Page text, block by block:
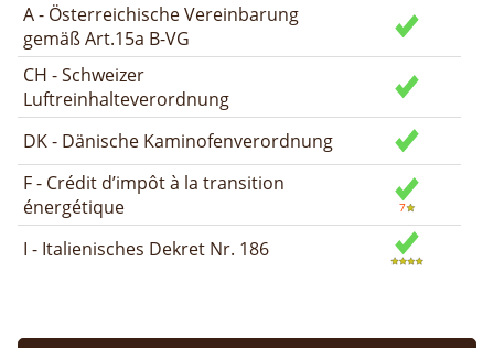
A - Österreichische Vereinbarung
gemäß Art.15a B-VG
CH - Schweizer
Luftreinhalteverordnung
DK - Dänische Kaminofenverordnung
F - Crédit d’impôt à la transition
énergétique
I - Italienisches Dekret Nr. 186